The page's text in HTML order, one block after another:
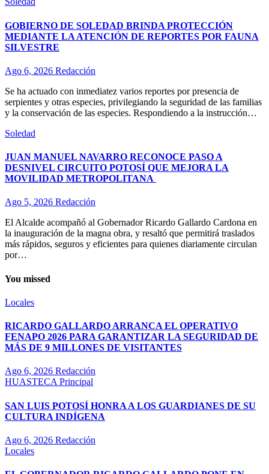
GOBIERNO DE SOLEDAD BRINDA PROTECCIÓN
MEDIANTE LA ATENCIÓN DE REPORTES POR FAUNA
SILVESTRE
Ago 6, 2026 Redacción
Se ha actuado con inmediatez varios reportes por presencia de
serpientes y otras especies, privilegiando la seguridad de las familias
y la conservación de las especies. Respondiendo a la instrucción…
Soledad
JUAN MANUEL NAVARRO RECONOCE PASO A
DESNIVEL CIRCUITO POTOSÍ QUE MEJORA LA
MOVILIDAD METROPOLITANA
Ago 5, 2026 Redacción
El Alcalde acompañó al Gobernador Ricardo Gallardo Cardona en
la inauguración de la magna obra, y resaltó que permitirá traslados
más rápidos, seguros y eficientes para quienes diariamente circulan
por…
You missed
Locales
RICARDO GALLARDO ARRANCA EL OPERATIVO
FENAPO 2026 PARA GARANTIZAR LA SEGURIDAD DE
MÁS DE 9 MILLONES DE VISITANTES
Ago 6, 2026 Redacción
HUASTECAPrincipal
SAN LUIS POTOSÍ HONRA A LOS GUARDIANES DE SU
CULTURA INDÍGENA
Ago 6, 2026 Redacción
Locales